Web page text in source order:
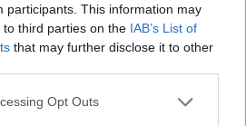
participants. This information may
third parties on the IAB’s List of
that may further disclose it to other
app uses one or more Google
Opt Outs
a su gran población
han tenido una
y librerías.